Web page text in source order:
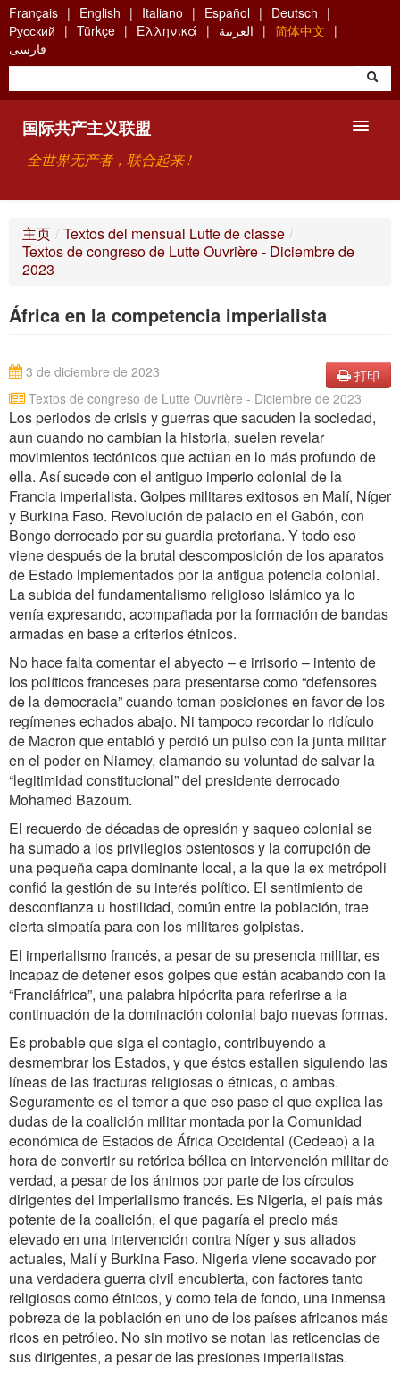
Skip
to
main
content
Français English Italiano Español
Deutsch
Русский
Türkçe Ελληνικά العربية
简体中文
فارسی
国际共产主义联盟
全世界无产者，联合起来 !
关于国际共产主义联盟（ICU）
主页 / Textos del mensual Lutte de classe /
Textos de congreso de Lutte Ouvrière - Diciembre de
2023
África en la competencia imperialista
打印
Textos de congreso de Lutte Ouvrière - Diciembre de 2023
3 de diciembre de 2023
Los periodos de crisis y guerras que sacuden la sociedad,
aun cuando no cambian la historia, suelen revelar
movimientos tectónicos que actúan en lo más profundo de
ella. Así sucede con el antiguo imperio colonial de la
Francia imperialista. Golpes militares exitosos en Malí, Níger
y Burkina Faso. Revolución de palacio en el Gabón, con
Bongo derrocado por su guardia pretoriana. Y todo eso
viene después de la brutal descomposición de los aparatos
de Estado implementados por la antigua potencia colonial.
La subida del fundamentalismo religioso islámico ya lo
venía expresando, acompañada por la formación de bandas
armadas en base a criterios étnicos.
No hace falta comentar el abyecto – e irrisorio – intento de
los políticos franceses para presentarse como “defensores
de la democracia” cuando toman posiciones en favor de los
regímenes echados abajo. Ni tampoco recordar lo ridículo
de Macron que entabló y perdió un pulso con la junta militar
en el poder en Niamey, clamando su voluntad de salvar la
“legitimidad constitucional” del presidente derrocado
Mohamed Bazoum.
El recuerdo de décadas de opresión y saqueo colonial se
ha sumado a los privilegios ostentosos y la corrupción de
una pequeña capa dominante local, a la que la ex metrópoli
confió la gestión de su interés político. El sentimiento de
desconfianza u hostilidad, común entre la población, trae
cierta simpatía para con los militares golpistas.
El imperialismo francés, a pesar de su presencia militar, es
incapaz de detener esos golpes que están acabando con la
“Franciáfrica”, una palabra hipócrita para referirse a la
continuación de la dominación colonial bajo nuevas formas.
Es probable que siga el contagio, contribuyendo a
desmembrar los Estados, y que éstos estallen siguiendo las
líneas de las fracturas religiosas o étnicas, o ambas.
Seguramente es el temor a que eso pase el que explica las
dudas de la coalición militar montada por la Comunidad
económica de Estados de África Occidental (Cedeao) a la
hora de convertir su retórica bélica en intervención militar de
verdad, a pesar de los ánimos por parte de los círculos
dirigentes del imperialismo francés. Es Nigeria, el país más
potente de la coalición, el que pagaría el precio más
elevado en una intervención contra Níger y sus aliados
actuales, Malí y Burkina Faso. Nigeria viene socavado por
una verdadera guerra civil encubierta, con factores tanto
religiosos como étnicos, y como tela de fondo, una inmensa
pobreza de la población en uno de los países africanos más
ricos en petróleo. No sin motivo se notan las reticencias de
sus dirigentes, a pesar de las presiones imperialistas.